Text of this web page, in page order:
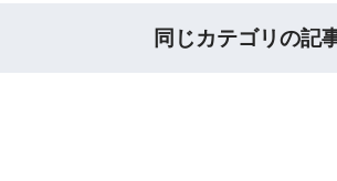
同じカテゴリの記